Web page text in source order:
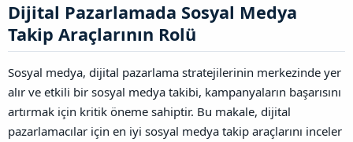
a
n
t
ı
s
n
ı
K
Dijital Pazarlamada Sosyal Medya
Takip Araçlarının Rolü​
Sosyal medya, dijital pazarlama stratejilerinin merkezinde yer
alır ve etkili bir sosyal medya takibi, kampanyaların başarısını
artırmak için kritik öneme sahiptir. Bu makale, dijital
pazarlamacılar için en iyi sosyal medya takip araçlarını inceler